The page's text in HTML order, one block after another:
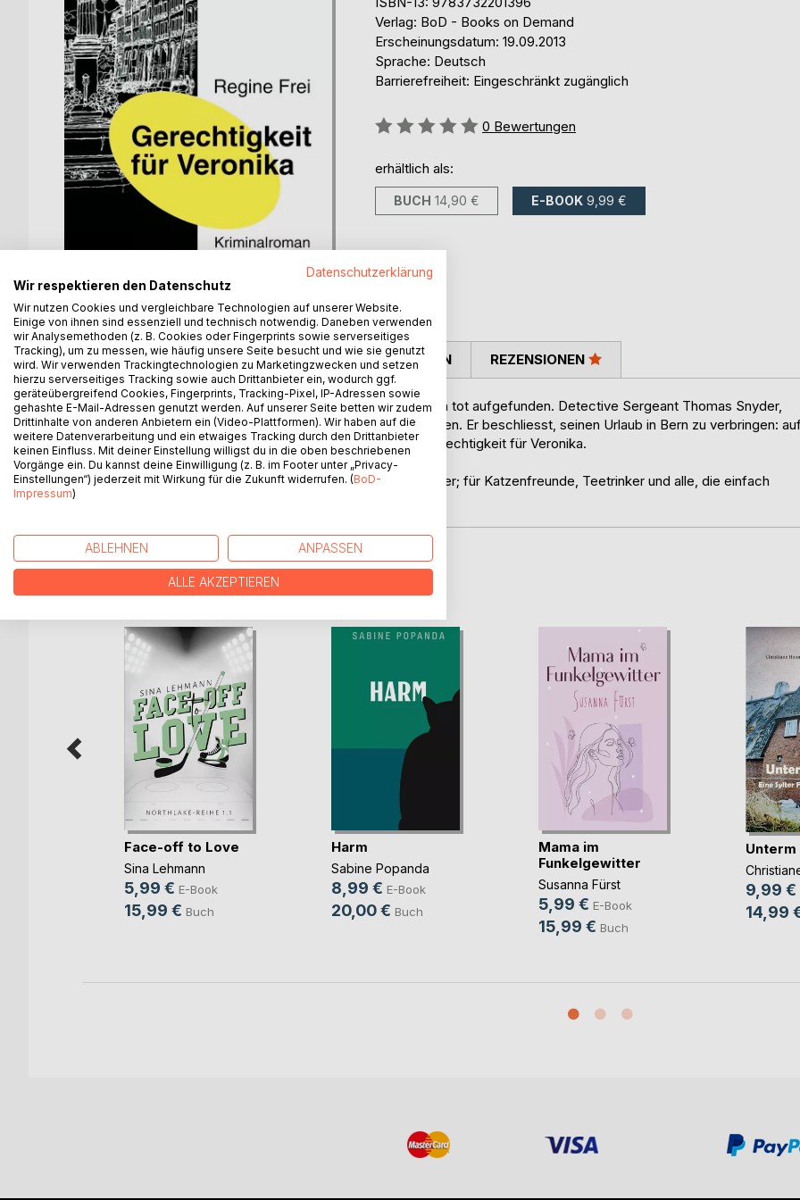
Verlag: BoD - Books on Demand
Erscheinungsdatum: 19.09.2013
Sprache: Deutsch
Barrierefreiheit: Eingeschränkt zugänglich
Bewertung::
0 Bewertungen
erhältlich als:
BUCH 14,90 € E-BOOK 9,99 €
BESCHREIBUNG
In einem Dorf in Südengland wird eine Auslandschweizerin tot aufgefunden. Detective Sergeant Thomas Snyder,
der die Frau gut gekannt hat, kann kein Mordmotiv erkennen. Er beschliesst, seinen Urlaub in Bern zu verbringen:
der Suche nach einem Motiv, einem Mörder und nach Gerechtigkeit für Veronika.
Ein Krimi für England-Freunde, Berner und Heimweh-Berner; für Katzenfreunde, Teetrinker und alle, die einfach
AUTOR/IN PRESSESTIMMEN REZENSIONEN
WEITERE TITEL BEIBoD
Face-off to Love
Sina Lehmann
5,99 € E-Book
15,99 € Buch
Harm
Sabine Popanda
8,99 € E-Book
20,00 € Buch
Mama im
Funkelgewitter
Susanna Fürst
5,99 € E-Book
15,99 € Buch
Unterm
9,99 €
14,99
Datenschutzerklärung
Wir respektieren den Datenschutz
Wir nutzen Cookies und vergleichbare Technologien auf unserer Website.
Einige von ihnen sind essenziell und technisch notwendig. Daneben verwenden
wir Analysemethoden (z. B. Cookies oder Fingerprints sowie serverseitiges
Tracking), um zu messen, wie häufig unsere Seite besucht und wie sie genutzt
wird. Wir verwenden Trackingtechnologien zu Marketingzwecken und setzen
hierzu serverseitiges Tracking sowie auch Drittanbieter ein, wodurch ggf.
geräteübergreifend Cookies, Fingerprints, Tracking-Pixel, IP-Adressen sowie
gehashte E-Mail-Adressen genutzt werden. Auf unserer Seite betten wir zudem
Drittinhalte von anderen Anbietern ein (Video-Plattformen). Wir haben auf die
weitere Datenverarbeitung und ein etwaiges Tracking durch den Drittanbieter
keinen Einfluss. Mit deiner Einstellung willigst du in die oben beschriebenen
Vorgänge ein. Du kannst deine Einwilligung (z. B. im Footer unter „Privacy-
Einstellungen“) jederzeit mit Wirkung für die Zukunft widerrufen. (BoD-
Impressum)
ABLEHNEN ANPASSEN
ALLE AKZEPTIEREN